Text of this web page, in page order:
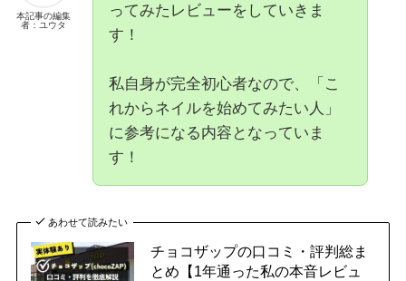
本記事の編集
者：ユウタ
ってみたレビューをしていきま
す！
私自身が完全初心者なので、「こ
れからネイルを始めてみたい人」
に参考になる内容となっていま
す！
あわせて読みたい
チョコザップの口コミ・評判総ま
とめ【1年通った私の本音レビュ